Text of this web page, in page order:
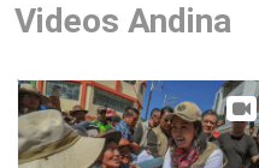
Videos Andina